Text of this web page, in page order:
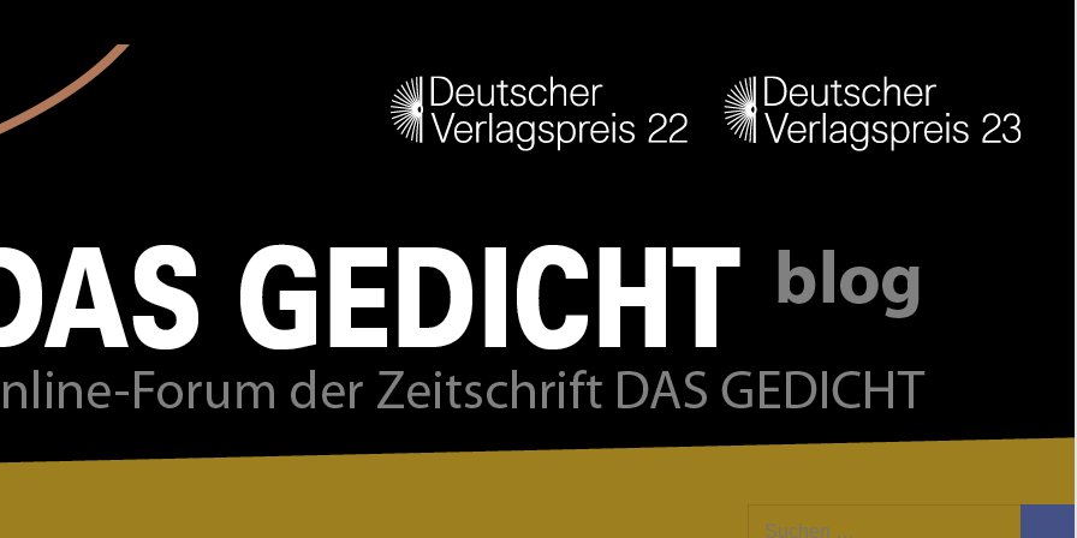
Suchen